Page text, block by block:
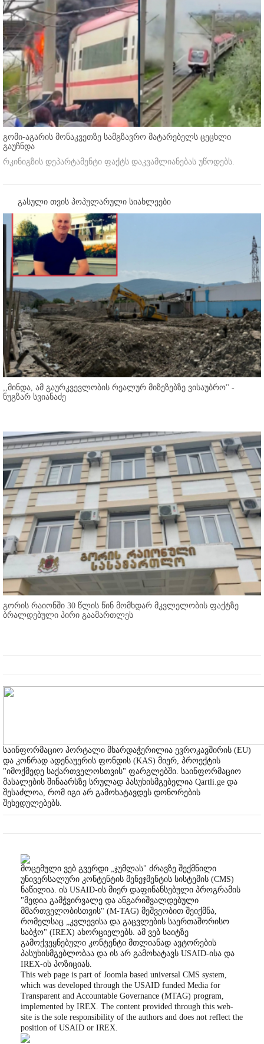
გომი-აგარის მონაკვეთზე სამგზავრო მატარებელს ცეცხლი
გაუჩნდა
რკინიგზის დეპარტამენტი ფაქტს დაკვამლიანებას უწოდებს.
გასული თვის პოპულარული სიახლეები
,,მინდა, ამ გაურკვევლობის რეალურ მიზეზებზე ვისაუბრო'' -
ნუგზარ სვიანაძე
გორის რაიონში 30 წლის წინ მომხდარ მკვლელობის ფაქტზე
ბრალდებული პირი გაამართლეს
საინფორმაციო პორტალი მხარდაჭერილია ევროკავშირის (EU)
და კონრად ადენაუერის ფონდის (KAS) მიერ, პროექტის
"იმოქმედე საქართველოსთვის" ფარგლებში. საინფორმაციო
მასალების შინაარსზე სრულად პასუხისმგებელია Qartli.ge და
შესაძლოა, რომ იგი არ გამოხატავდეს დონორების
შეხედულებებს.
მოცემული ვებ გვერდი „ჯუმლას" ძრავზე შექმნილი
უნივერსალური კონტენტის მენეჯმენტის სისტემის (CMS)
ნაწილია. ის USAID-ის მიერ დაფინანსებული პროგრამის
"მედია გამჭვირვალე და ანგარიშვალდებული
მმართველობისთვის" (M-TAG) მეშვეობით შეიქმნა,
რომელსაც „კვლევისა და გაცვლების საერთაშორისო
საბჭო" (IREX) ახორციელებს. ამ ვებ საიტზე
გამოქვეყნებული კონტენტი მთლიანად ავტორების
პასუხისმგებლობაა და ის არ გამოხატავს USAID-ისა და
IREX-ის პოზიციას.
This web page is part of Joomla based universal CMS system,
which was developed through the USAID funded Media for
Transparent and Accountable Governance (MTAG) program,
implemented by IREX. The content provided through this web-
site is the sole responsibility of the authors and does not reflect the
position of USAID or IREX.